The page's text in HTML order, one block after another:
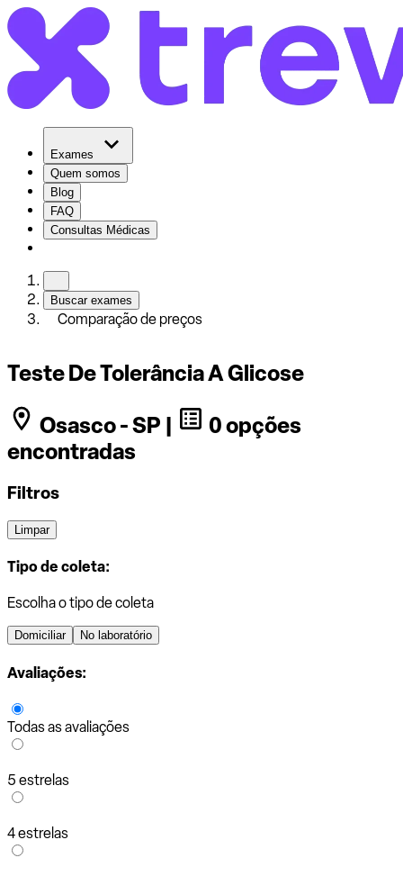
Exames
Quem somos
Blog
FAQ
Consultas Médicas
Buscar exames
Comparação de preços
Teste De Tolerância A Glicose
Osasco - SP |
0 opções
encontradas
Filtros
Limpar
Tipo de coleta:
Escolha o tipo de coleta
Domiciliar No laboratório
Avaliações:
Todas as avaliações
5 estrelas
4 estrelas